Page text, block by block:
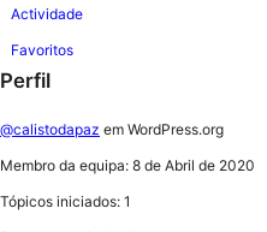
Actividade
Favoritos
Perfil
@calistodapaz em WordPress.org
Membro da equipa: 8 de Abril de 2020
Tópicos iniciados: 1